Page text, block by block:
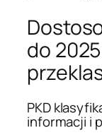
do
PKD
informacji i